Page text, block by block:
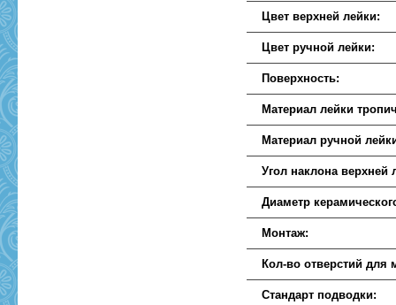
Цвет верхней лейки:
Цвет ручной лейки:
Поверхность:
Материал лейки
Материал ручной
Угол наклона верхней
Диаметр
Монтаж:
Кол-во отверстий для
Стандарт подводки: